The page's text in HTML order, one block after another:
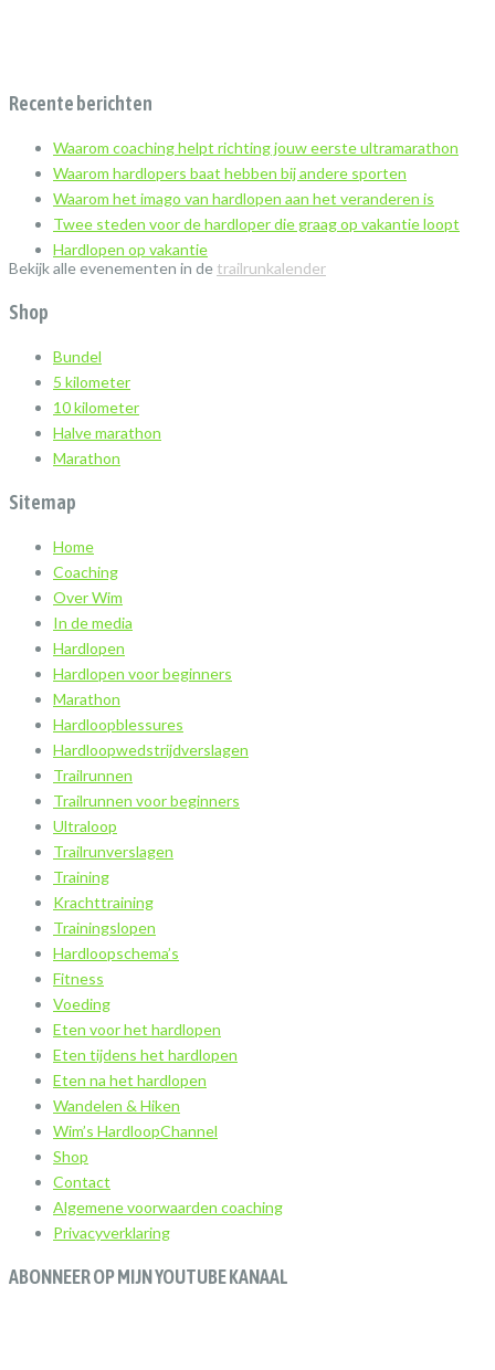
Recente berichten
Waarom coaching helpt richting jouw eerste ultramarathon
Waarom hardlopers baat hebben bij andere sporten
Waarom het imago van hardlopen aan het veranderen is
Twee steden voor de hardloper die graag op vakantie loopt
Hardlopen op vakantie
Bekijk alle evenementen in de trailrunkalender
Shop
Bundel
5 kilometer
10 kilometer
Halve marathon
Marathon
Sitemap
Home
Coaching
Over Wim
In de media
Hardlopen
Hardlopen voor beginners
Marathon
Hardloopblessures
Hardloopwedstrijdverslagen
Trailrunnen
Trailrunnen voor beginners
Ultraloop
Trailrunverslagen
Training
Krachttraining
Trainingslopen
Hardloopschema’s
Fitness
Voeding
Eten voor het hardlopen
Eten tijdens het hardlopen
Eten na het hardlopen
Wandelen & Hiken
Wim’s HardloopChannel
Shop
Contact
Algemene voorwaarden coaching
Privacyverklaring
ABONNEER OP MIJN YOUTUBE KANAAL